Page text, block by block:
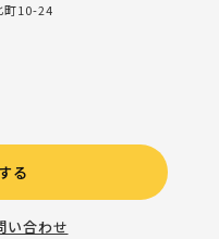
町10-24
る
い合わせ